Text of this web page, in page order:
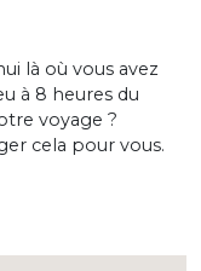
là où vous avez
à 8 heures du
voyage ?
cela pour vous.